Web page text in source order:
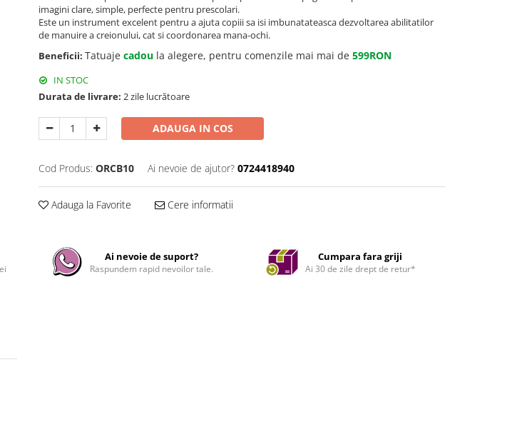
imagini clare, simple, perfecte pentru prescolari.
Este un instrument excelent pentru a ajuta copiii sa isi imbunatateasca dezvoltarea abilitatilor
de manuire a creionului, cat si coordonarea mana-ochi.
Beneficii: Tatuaje cadou la alegere, pentru comenzile mai mai de 599RON
IN STOC
Durata de livrare: 2 zile lucrătoare
ADAUGA IN COS
Cod Produs: ORCB10 Ai nevoie de ajutor? 0724418940
Adauga la Favorite Cere informatii
Ai nevoie de suport?
Raspundem rapid nevoilor tale.
Cumpara fara griji
Ai 30 de zile drept de retur*